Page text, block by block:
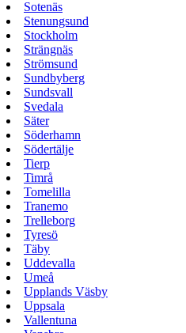
Sotenäs
Stenungsund
Stockholm
Strängnäs
Strömsund
Sundbyberg
Sundsvall
Svedala
Säter
Söderhamn
Södertälje
Tierp
Timrå
Tomelilla
Tranemo
Trelleborg
Tyresö
Täby
Uddevalla
Umeå
Upplands Väsby
Uppsala
Vallentuna